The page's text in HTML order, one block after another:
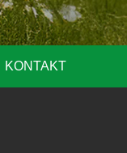
KONTAKT